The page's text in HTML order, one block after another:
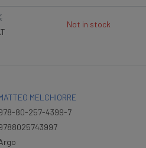
Not in stock
MELCHIORRE
80-257-4399-7